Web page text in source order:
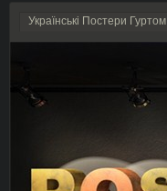
Українські Постери Гуртом